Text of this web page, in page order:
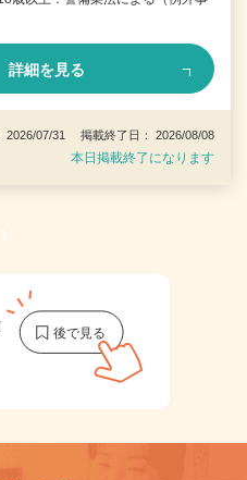
詳細を見る
2026/07/31 掲載終了日： 2026/08/08
本日掲載終了になります
1